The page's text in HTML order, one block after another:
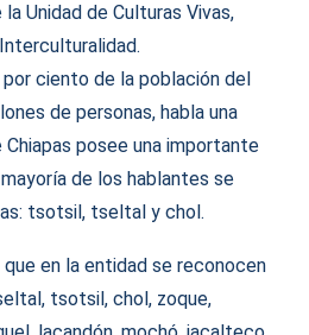
Unidad de Culturas Vivas,
ciento de la población del
de personas, habla una
Chiapas posee una importante
de los hablantes se
tsotsil, tseltal y chol.
en la entidad se reconocen
tsotsil, chol, zoque,